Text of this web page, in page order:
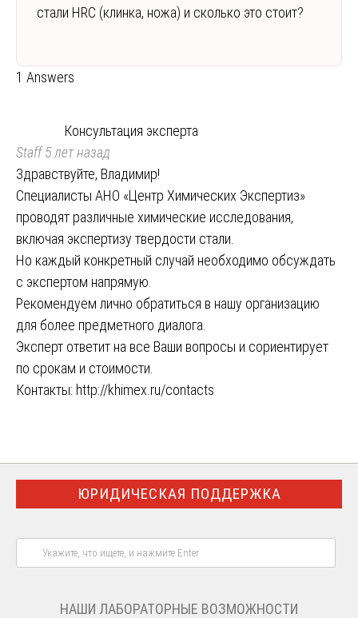
стали HRC (клинка, ножа) и сколько это стоит?
1 Answers
Консультация эксперта
Staff5 лет назад
Здравствуйте, Владимир!
Специалисты АНО «Центр Химических Экспертиз»
проводят различные химические исследования,
включая экспертизу твердости стали.
Но каждый конкретный случай необходимо обсуждать
с экспертом напрямую.
Рекомендуем лично обратиться в нашу организацию
для более предметного диалога.
Эксперт ответит на все Ваши вопросы и сориентирует
по срокам и стоимости.
Контакты: http://khimex.ru/contacts
ЮРИДИЧЕСКАЯ ПОДДЕРЖКА
НАШИ ЛАБОРАТОРНЫЕ ВОЗМОЖНОСТИ